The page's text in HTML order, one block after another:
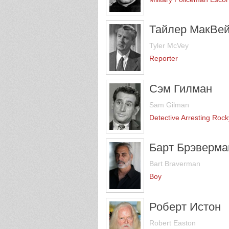
Тайлер МакВей
Tyler McVey
Reporter
Сэм Гилман
Sam Gilman
Detective Arresting
Барт
Bart Braverman
Boy
Роберт Истон
Robert Easton